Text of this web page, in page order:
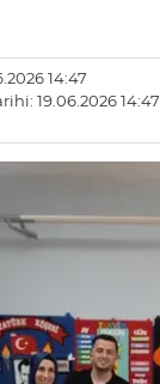
14:47
19.06.2026 14:47